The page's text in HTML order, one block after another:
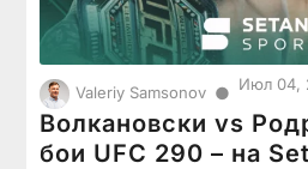
Valeriy Samsonov ● Июл 04,
Волкановски vs
бои UFC 290 – на